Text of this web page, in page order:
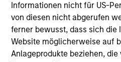
Informationen nicht für US-
von diesen nicht abgerufen
ferner bewusst, dass sich die
Website möglicherweise auf
Anlageprodukte beziehen,
Arjun Saigal is a Managing
Stanley and serves as Co-
Private Equity Asia ex-China,
strategic investments across
markets, excluding China. Mr.